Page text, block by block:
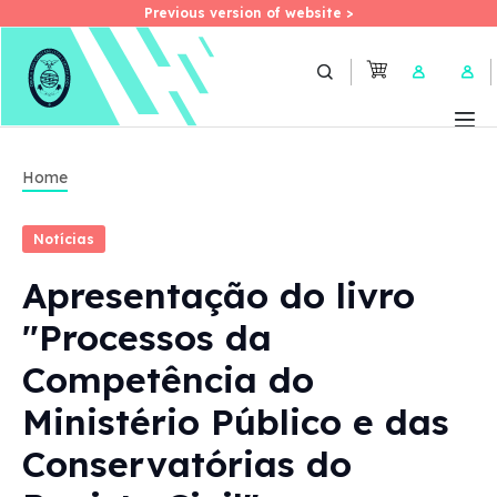
Skip
Previous version of website >
Previous version of website >
User
Home
Notícias
Apresentação do livro
"Processos da
Competência do
Ministério Público e das
Conservatórias do